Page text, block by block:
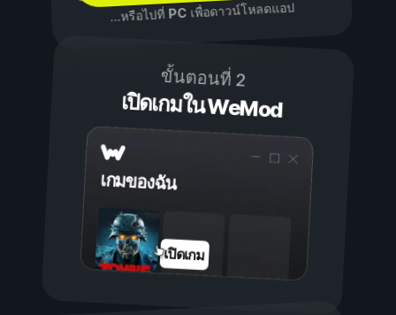
...หรือไปที่ PCเพื่อดาวน์โหลดแอป
ขั้นตอนที่ 2
เปิดเกมใน WeMod
เกมของฉัน
เปิดเกม